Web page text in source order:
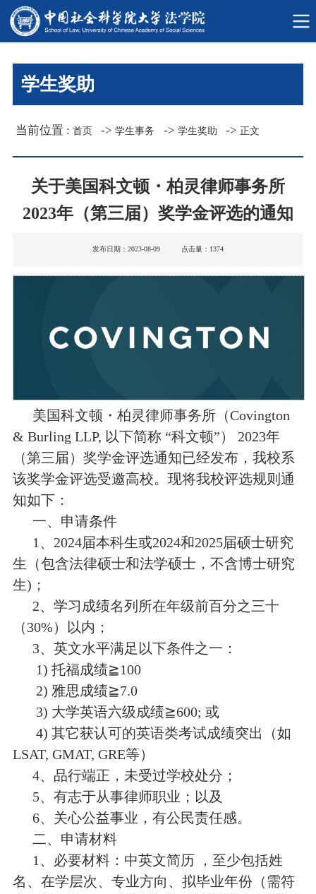
学生奖助
当前位置 :首页 ->学生事务 -> 学生奖助 ->正文
关于美国科文顿 ・柏灵律师事务所
2023年（第三届）奖学金评选的通知
发布日期：2023-08-09 点击量： 1374
美国科文顿・柏灵律师事务所（Covington
& Burling LLP, 以下简称 “科文顿”） 2023年
（第三届）奖学金评选通知已经发布，我校系
该奖学金评选受邀高校。现将我校评选规则通
知如下：
一、申请条件
1、2024届本科生或2024和2025届硕士研究
生（包含法律硕士和法学硕士，不含博士研究
生)；
2、学习成绩名列所在年级前百分之三十
（30%）以内；
3、英文水平满足以下条件之一：
1) 托福成绩≧100
2) 雅思成绩≧7.0
3) 大学英语六级成绩≧600; 或
4) 其它获认可的英语类考试成绩突出（如
LSAT, GMAT, GRE等）
4、品行端正，未受过学校处分；
5、有志于从事律师职业；以及
6、关心公益事业，有公民责任感。
二、申请材料
1、必要材料：中英文简历 ，至少包括姓
名、在学层次、专业方向、拟毕业年份（需符